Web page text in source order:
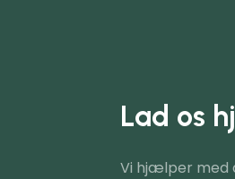
Lad os
Vi hjælper med